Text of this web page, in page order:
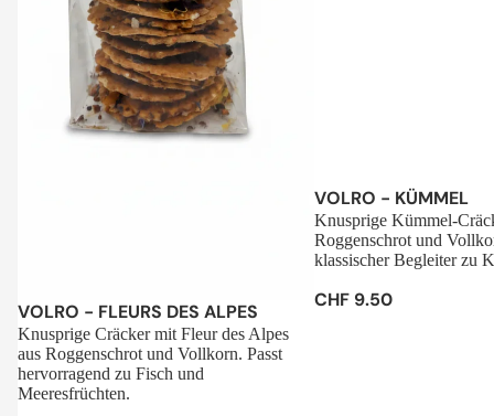
Sale
VOLRO - FLEURS DES ALPES
Knusprige Cräcker mit Fleur des Alpes
aus Roggenschrot und Vollkorn. Passt
hervorragend zu Fisch und
Meeresfrüchten.
VOLRO - KÜMMEL
Knusprige Kümmel-
Roggenschrot und
klassischer Begleiter zu
CHF 9.50